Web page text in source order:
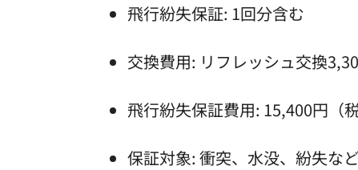
飛行紛失保証: 1回分含む
交換費用: リフレッシュ交換
飛行紛失保証費用: 15,400円（税
保証対象: 衝突、水没、紛失な